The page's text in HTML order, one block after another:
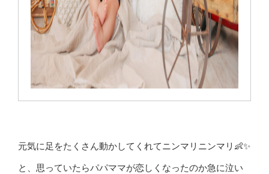
元気に足をたくさん動かしてくれてニンマリニンマリ👶✨
と、思っていたらパパママが恋しくなったのか急に泣い